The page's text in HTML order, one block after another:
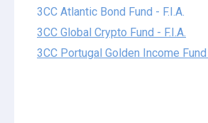
3CC Atlantic Bond Fund - F.I.A.
3CC Global Crypto Fund - F.I.A.
3CC Portugal Golden Income Fund